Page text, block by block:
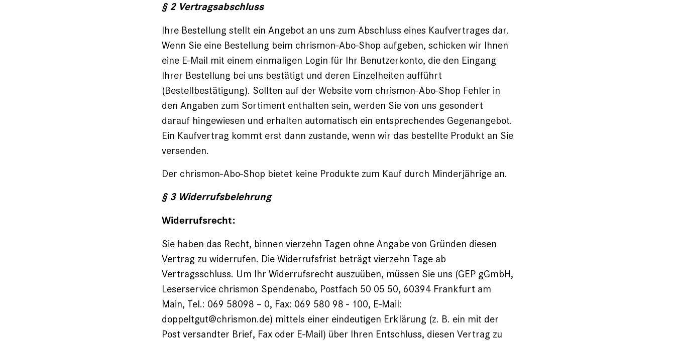
§ 2 Vertragsabschluss
Ihre Bestellung stellt ein Angebot an uns zum Abschluss eines Kaufvertrages dar.
Wenn Sie eine Bestellung beim chrismon-Abo-Shop aufgeben, schicken wir Ihnen
eine E-Mail mit einem einmaligen Login für Ihr Benutzerkonto, die den Eingang
Ihrer Bestellung bei uns bestätigt und deren Einzelheiten aufführt
(Bestellbestätigung). Sollten auf der Website vom chrismon-Abo-Shop Fehler in
den Angaben zum Sortiment enthalten sein, werden Sie von uns gesondert
darauf hingewiesen und erhalten automatisch ein entsprechendes Gegenangebot.
Ein Kaufvertrag kommt erst dann zustande, wenn wir das bestellte Produkt an Sie
versenden.
Der chrismon-Abo-Shop bietet keine Produkte zum Kauf durch Minderjährige an.
§ 3 Widerrufsbelehrung
Widerrufsrecht:
Sie haben das Recht, binnen vierzehn Tagen ohne Angabe von Gründen diesen
Vertrag zu widerrufen. Die Widerrufsfrist beträgt vierzehn Tage ab
Vertragsschluss. Um Ihr Widerrufsrecht auszuüben, müssen Sie uns (GEP gGmbH,
Leserservice chrismon Spendenabo, Postfach 50 05 50, 60394 Frankfurt am
Main, Tel.: 069 58098 – 0, Fax: 069 580 98 - 100, E-Mail:
doppeltgut@chrismon.de) mittels einer eindeutigen Erklärung (z. B. ein mit der
Post versandter Brief, Fax oder E-Mail) über Ihren Entschluss, diesen Vertrag zu